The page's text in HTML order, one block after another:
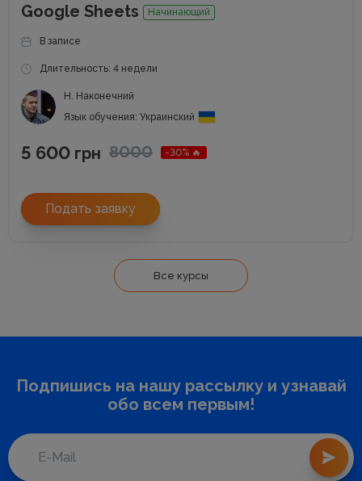
Google Sheets Начинающий
В записе
Длительность: 4 недели
Н. Наконечний
Язык обучения: Украинский
5 600 грн 8000 -30% 🔥
Подать заявку
Все курсы
Подпишись на нашу рассылку и узнавай
обо всем первым!